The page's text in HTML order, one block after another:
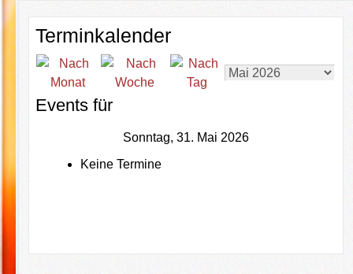
Terminkalender
Events für
Sonntag, 31. Mai 2026
Keine Termine